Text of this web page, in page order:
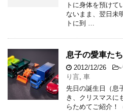
トに身体を預けて
ないまま、翌日未
トに到 …
息子の愛車た
2012/12/26 -
り言 車
先日の誕生日（息
き、クリスマスに
らためてご紹介！